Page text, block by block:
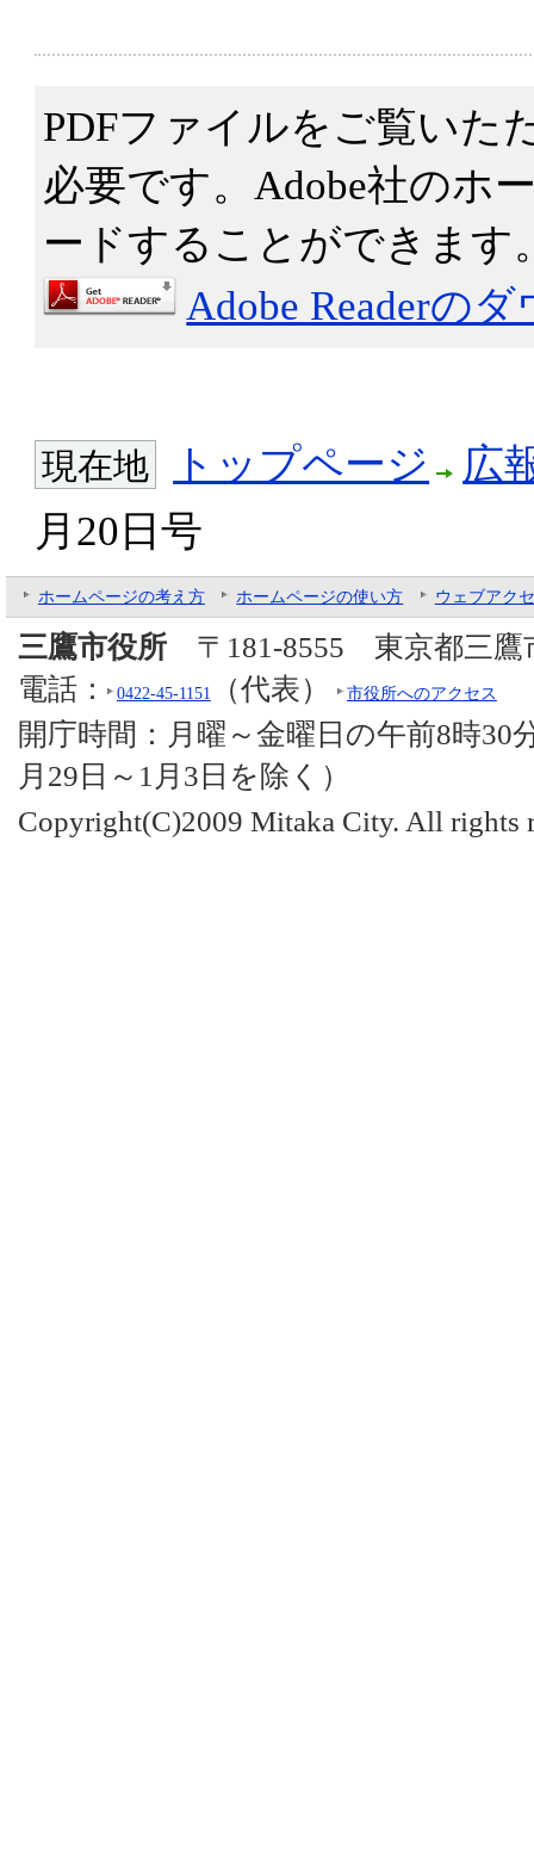
PDFファイルをご覧いた
必要です。Adobe社のホ
ードすることができます
Adobe Readerの
現在地 トップページ
広
月20日号
ホームページの考え方 ホームページの使い方 ウェブアク
三鷹市役所〒181-8555 東京都三鷹
電話：
0422-45-1151 （代表） 市役所へのアクセス
開庁時間：月曜～金曜日の午前8時30
月29日～1月3日を除く）
Copyright(C)2009 Mitaka City. All rights